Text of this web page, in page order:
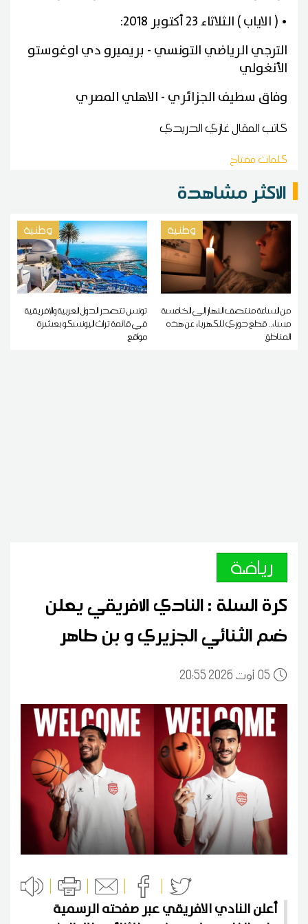
• ( الاياب ) الثلاثاء 23 أكتوبر 2018:
الترجي الرياضي التونسي - بريميرو دي اوغوستو
الأنغولي
وفاق سطيف الجزائري - الاهلي المصري
كاتب المقالغازي الدريدي
كلمات مفتاح
الاكثر مشاهدة
وطنية
من الساعة منتصف النهار إلى الخامسة
مساء.. قطع دوري للكهرباء عن هذه
المناطق
وطنية
تونس تتصدر الدول العربية والإفريقية
في قائمة تراث اليونسكو بعشرة
مواقع
رياضة
كرة السلة : النادي الافريقي يعلن
ضم الثنائي الجزيري و بن طاهر
0520:55 2026 أوت
أعلن النادي الافريقي عبر صفحته الرسمية